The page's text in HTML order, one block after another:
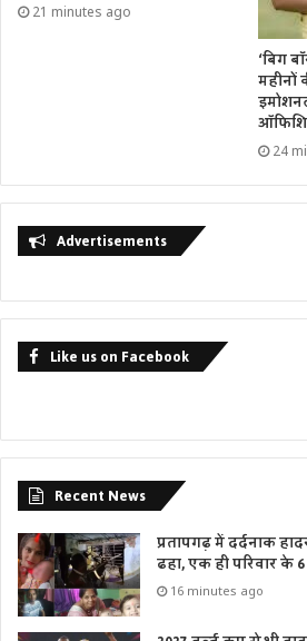
21 minutes ago
‘बिग
महीनों
24
Advertisements
Like us on Facebook
Recent News
प्रतापगढ़ में दर्दनाक
ढहा, एक ही परिवार के
16 minutes ago